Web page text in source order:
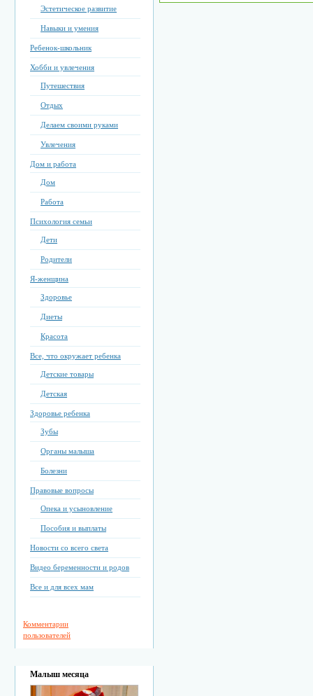
Эстетическое развитие
Навыки и умения
Ребенок-школьник
Хобби и увлечения
Путешествия
Отдых
Делаем своими руками
Увлечения
Дом и работа
Дом
Работа
Психология семьи
Дети
Родители
Я-женщина
Здоровье
Диеты
Красота
Все, что окружает ребенка
Детские товары
Детская
Здоровье ребенка
Зубы
Органы малыша
Болезни
Правовые вопросы
Опека и усыновление
Пособия и выплаты
Новости со всего света
Видео беременности и родов
Все и для всех мам
Комментарии
пользователей
Малыш месяца